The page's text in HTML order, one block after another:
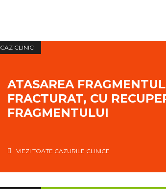
CAZ CLINIC
ATASAREA
FRACTURAT, CU
FRAGMENTULUI
VIEZI TOATE CAZURILE CLINICE